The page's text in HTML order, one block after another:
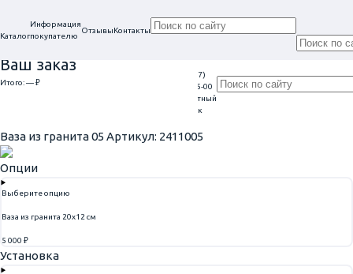
Каталог
Информация
покупателю
ОтзывыКонтакты
Ваш заказ
Итого:— ₽
Проконсультируем
+7 (917)
113-05-00
Обратный
звонок
Ваза из гранита 05 Артикул: 2411005
Опции
Выберите опцию
Ваза из гранита 20х12 см
5 000 ₽
Установка